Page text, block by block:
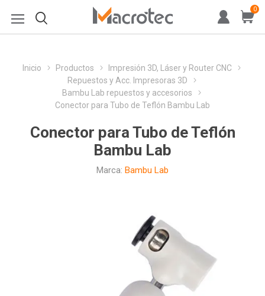
0
Inicio Productos
Impresión 3D, Láser y Router CNC
Repuestos y Acc. Impresoras 3D
Bambu Lab repuestos y accesorios
Conector para Tubo de Teflón Bambu Lab
Conector para Tubo de Teflón
Bambu Lab
Marca: Bambu Lab